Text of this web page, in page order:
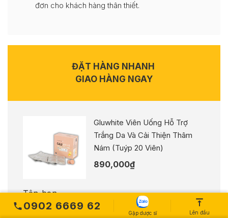
đơn cho khách hàng thân thiết.
ĐẶT HÀNG NHANH
GIAO HÀNG NGAY
Gluwhite Viên Uống Hỗ Trợ
Trắng Da Và Cải Thiện Thâm
Nám (Tuýp 20 Viên)
890,000₫
Tên bạn
0902 6669 62
Gặp dược sĩ Lên đầu